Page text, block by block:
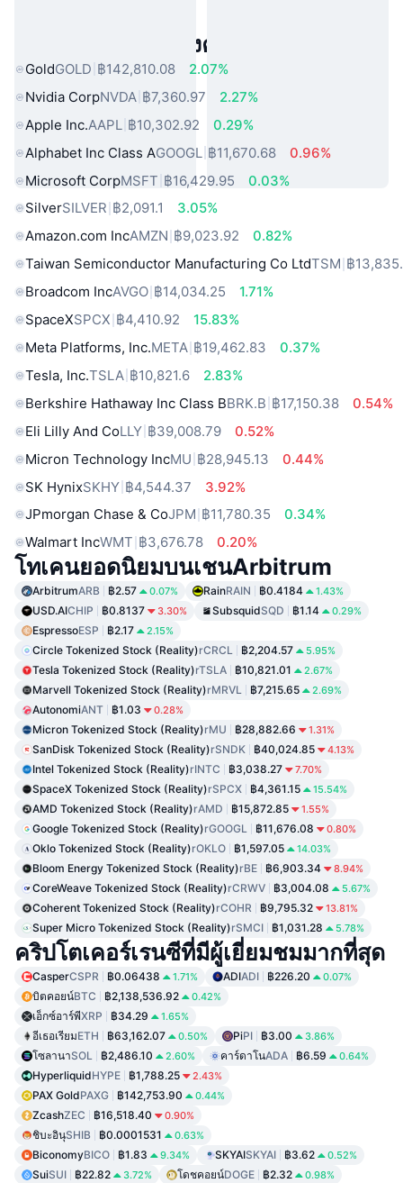
สินทรัพย์ในโลกแห่งความจริงยอดนิยม
GoldGOLD ฿142,810.08
2.07%
Nvidia CorpNVDA ฿7,360.97
2.27%
Apple Inc.AAPL ฿10,302.92
0.29%
Alphabet Inc Class AGOOGL ฿11,670.68
0.96%
Microsoft CorpMSFT ฿16,429.95
0.03%
SilverSILVER ฿2,091.1
3.05%
Amazon.com IncAMZN ฿9,023.92
0.82%
Taiwan Semiconductor Manufacturing Co LtdTSM ฿
Broadcom IncAVGO ฿14,034.25
1.71%
SpaceXSPCX ฿4,410.92
15.83%
Meta Platforms, Inc.META ฿19,462.83
0.37%
Tesla, Inc.TSLA ฿10,821.6
2.83%
Berkshire Hathaway Inc Class BBRK.B ฿17,150.38
0.54%
Eli Lilly And CoLLY ฿39,008.79
0.52%
Micron Technology IncMU ฿28,945.13
0.44%
SK HynixSKHY ฿4,544.37
3.92%
JPmorgan Chase & CoJPM ฿11,780.35
0.34%
Walmart IncWMT ฿3,676.78 0.20%
โทเคนยอดนิยมบนเชนArbitrum
ArbitrumARB ฿2.57 0.07% RainRAIN ฿0.4184 1.43%
USD.AICHIP ฿0.8137 3.30% SubsquidSQD ฿1.14 0.29%
EspressoESP ฿2.17 2.15%
Circle Tokenized Stock (Reality)rCRCL ฿2,204.57 5.95%
Tesla Tokenized Stock (Reality)rTSLA ฿10,821.01 2.67%
Marvell Tokenized Stock (Reality)rMRVL ฿7,215.65 2.69%
AutonomiANT ฿1.03 0.28%
Micron Tokenized Stock (Reality)rMU ฿28,882.66 1.31%
SanDisk Tokenized Stock (Reality)rSNDK ฿40,024.85 4.13%
Intel Tokenized Stock (Reality)rINTC ฿3,038.27 7.70%
SpaceX Tokenized Stock (Reality)rSPCX ฿4,361.15 15.54%
AMD Tokenized Stock (Reality)rAMD ฿15,872.85 1.55%
Google Tokenized Stock (Reality)rGOOGL ฿11,676.08 0.80%
Oklo Tokenized Stock (Reality)rOKLO ฿1,597.05 14.03%
Bloom Energy Tokenized Stock (Reality)rBE ฿6,903.34 8.94%
CoreWeave Tokenized Stock (Reality)rCRWV ฿3,004.08 5.67%
Coherent Tokenized Stock (Reality)rCOHR ฿9,795.32 13.81%
Super Micro Tokenized Stock (Reality)rSMCI ฿1,031.28 5.78%
คริปโตเคอร์เรนซีที่มีผู้เยี่ยมชมมากที่สุด
CasperCSPR ฿0.06438 1.71% ADIADI ฿226.20 0.07%
บิตคอยน์BTC ฿2,138,536.92 0.42%
เอ็กซ์อาร์พีXRP ฿34.29 1.65%
อีเธอเรียมETH ฿63,162.07 0.50% PiPI ฿3.00 3.86%
โซลานาSOL ฿2,486.10 2.60% คาร์ดาโนADA ฿6.59 0.64%
HyperliquidHYPE ฿1,788.25 2.43%
PAX GoldPAXG ฿142,753.90 0.44%
ZcashZEC ฿16,518.40 0.90%
ชิบะอินุSHIB ฿0.0001531 0.63%
BiconomyBICO ฿1.83 9.34% SKYAISKYAI ฿3.62 0.52%
SuiSUI ฿22.82 3.72% โดชคอยน์DOGE ฿2.32 0.98%